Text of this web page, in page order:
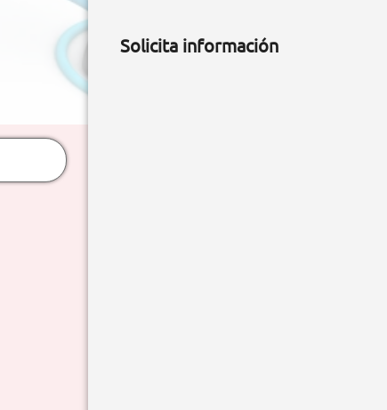
Solicita información